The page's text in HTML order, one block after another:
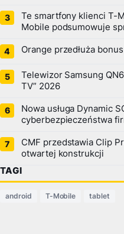
Te smartfony klienci T-
Mobile podsumowuje
Orange przedłuża
Telewizor Samsung
TV” 2026
Nowa usługa Dynamic
cyberbezpieczeństwa
CMF przedstawia Clip
otwartej konstrukcji
TAGI
android T-Mobile tablet